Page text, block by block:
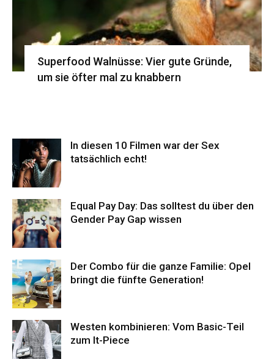
Superfood Walnüsse: Vier gute Gründe,
um sie öfter mal zu knabbern
In diesen 10 Filmen war der Sex
tatsächlich echt!
Equal Pay Day: Das solltest du über den
Gender Pay Gap wissen
Der Combo für die ganze Familie: Opel
bringt die fünfte Generation!
Westen kombinieren: Vom Basic-Teil
zum It-Piece